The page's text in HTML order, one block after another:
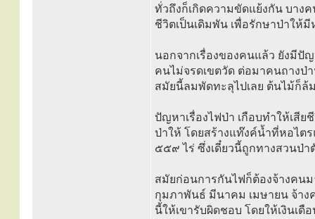
ทั่วถึงก็เกิดความขัดแย้งกัน บาง
ชีวิตเป็นเดิมพัน เพื่อรักษาป่าให้มี
นอกจากเรื่องของคนแล้ว ยังมีปั
คนไม่จรดเขตวัด ต่อมาคนถางป่
สมัยนี้ลมพัดทะลุไปเลย ต้นไม้ก็ล้
ปัญหาเรื่องไฟป่า เกือบทำให้เสี
ป่าให้ โดยสร้างแท๊งค์น้ำที่หอไต
๕๕๙ ไร่ ซึ่งเดี๋ยวนี้ถูกทางสวนป่า
สมัยก่อนการกันไฟก็ต้องจ้างคนม
กุมภาพันธ์ มีนาคม เมษายน จ้าง
นี้ให้เขารับผิดชอบ โดยให้เงินเ